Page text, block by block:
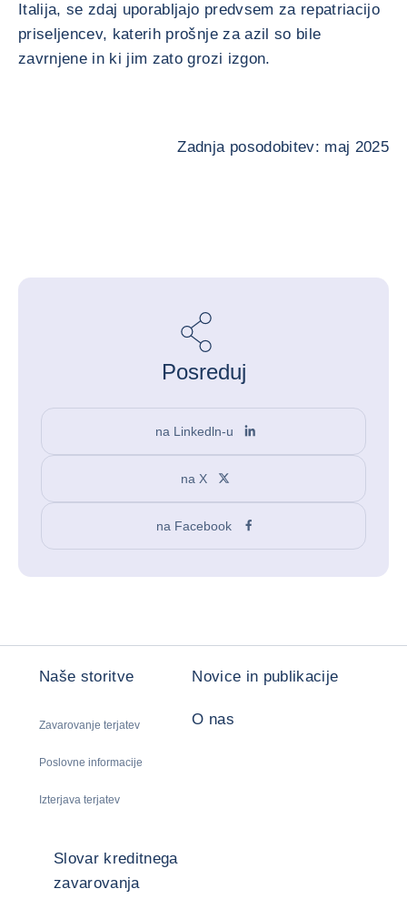
Italija, se zdaj uporabljajo predvsem za repatriacijo
priseljencev, katerih prošnje za azil so bile
zavrnjene in ki jim zato grozi izgon.
Zadnja posodobitev: maj 2025
Posreduj
na Linkedln-u
na X
na Facebook
Naše storitve
Zavarovanje terjatev
Poslovne informacije
Izterjava terjatev
Novice in publikacije
O nas
Slovar kreditnega
zavarovanja